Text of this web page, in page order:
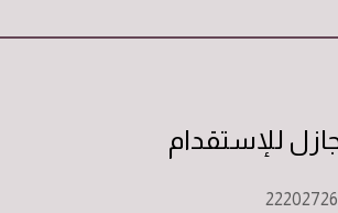
للإستقدام
22202726